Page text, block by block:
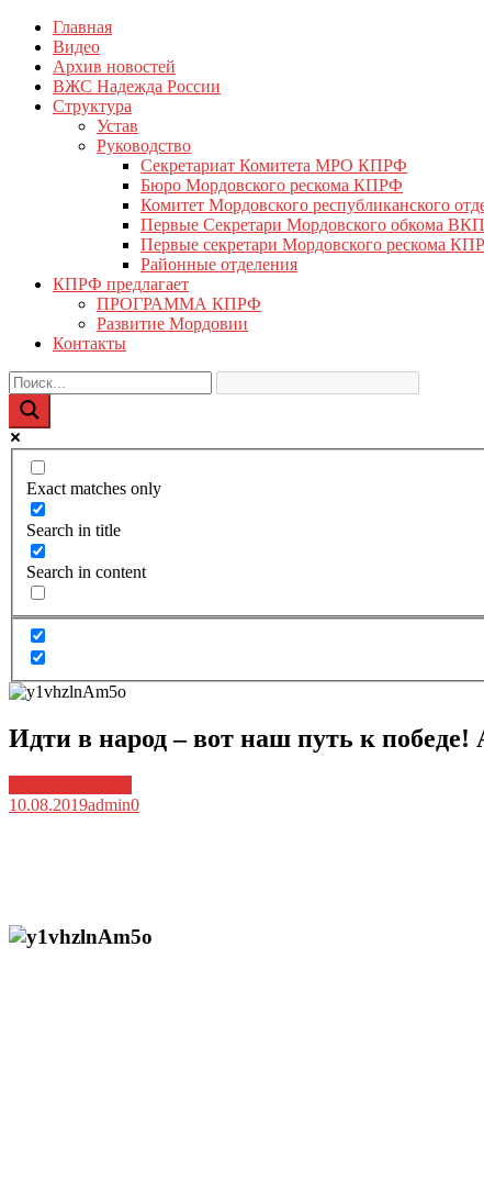
Перейти
содержимому
КПРФ Мордовия
Мордовское Региональное отделение КПРФ
Главная
Видео
Архив новостей
ВЖС Надежда России
Структура
Устав
Руководство
Секретариат Комитета МРО КПРФ
Бюро Мордовского рескома КПРФ
Комитет Мордовского республиканского
Первые Секретари Мордовского обкома
Первые секретари Мордовского рескома
Районные отделения
КПРФ предлагает
ПРОГРАММА КПРФ
Развитие Мордовии
Контакты
Exact matches only
Search in title
Search in content
Идти в народ – вот наш путь к
10.08.2019admin0